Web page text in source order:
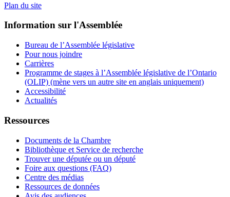
Plan du site
Information sur l'Assemblée
Bureau de l’Assemblée législative
Pour nous joindre
Carrières
Programme de stages à l’Assemblée législative de l’Ontario
(OLIP) (mène vers un autre site en anglais uniquement)
Accessibilité
Actualités
Ressources
Documents de la Chambre
Bibliothèque et Service de recherche
Trouver une députée ou un député
Foire aux questions (FAQ)
Centre des médias
Ressources de données